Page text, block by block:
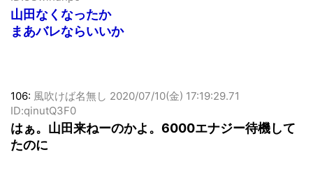
山田なくなったか
まあバレならいいか
106: 風吹けば名無し 2020/07/10(金) 17:19:29.71
ID:qinutQ3F0
はぁ。山田来ねーのかよ。6000エナジー待機して
たのに